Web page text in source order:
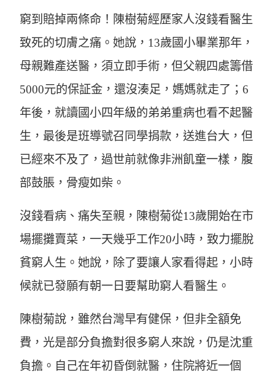
窮到賠掉兩條命！陳樹菊經歷家人沒錢看醫生
致死的切膚之痛。她說，13歲國小畢業那年，
母親難產送醫，須立即手術，但父親四處籌借
5000元的保証金，還沒湊足，媽媽就走了；6
年後，就讀國小四年級的弟弟重病也看不起醫
生，最後是班導號召同學捐款，送進台大，但
已經來不及了，過世前就像非洲飢童一樣，腹
部鼓脹，骨瘦如柴。
沒錢看病、痛失至親，陳樹菊從13歲開始在市
場擺攤賣菜，一天幾乎工作20小時，致力擺脫
貧窮人生。她說，除了要讓人家看得起，小時
候就已發願有朝一日要幫助窮人看醫生。
陳樹菊說，雖然台灣早有健保，但非全額免
費，光是部分負擔對很多窮人來說，仍是沈重
負擔。自己在年初昏倒就醫，住院將近一個